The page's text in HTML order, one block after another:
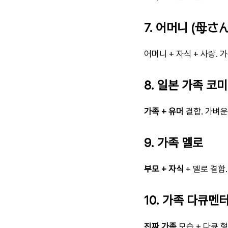
7. 어머니 (母さ
어머니 + 자식 + 사랑.
8. 일본 가족 코미
가족 + 유머 결합. 가벼
9. 가족 멜로
부모 + 자식 + 멜로 결합.
10. 가족 다큐멘